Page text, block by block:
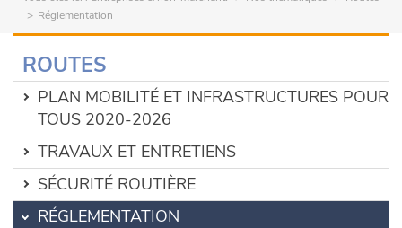
Réglementation
ROUTES
PLAN MOBILITÉ ET INFRASTRUCTURES POUR
TOUS 2020-2026
TRAVAUX ET ENTRETIENS
SÉCURITÉ ROUTIÈRE
RÉGLEMENTATION